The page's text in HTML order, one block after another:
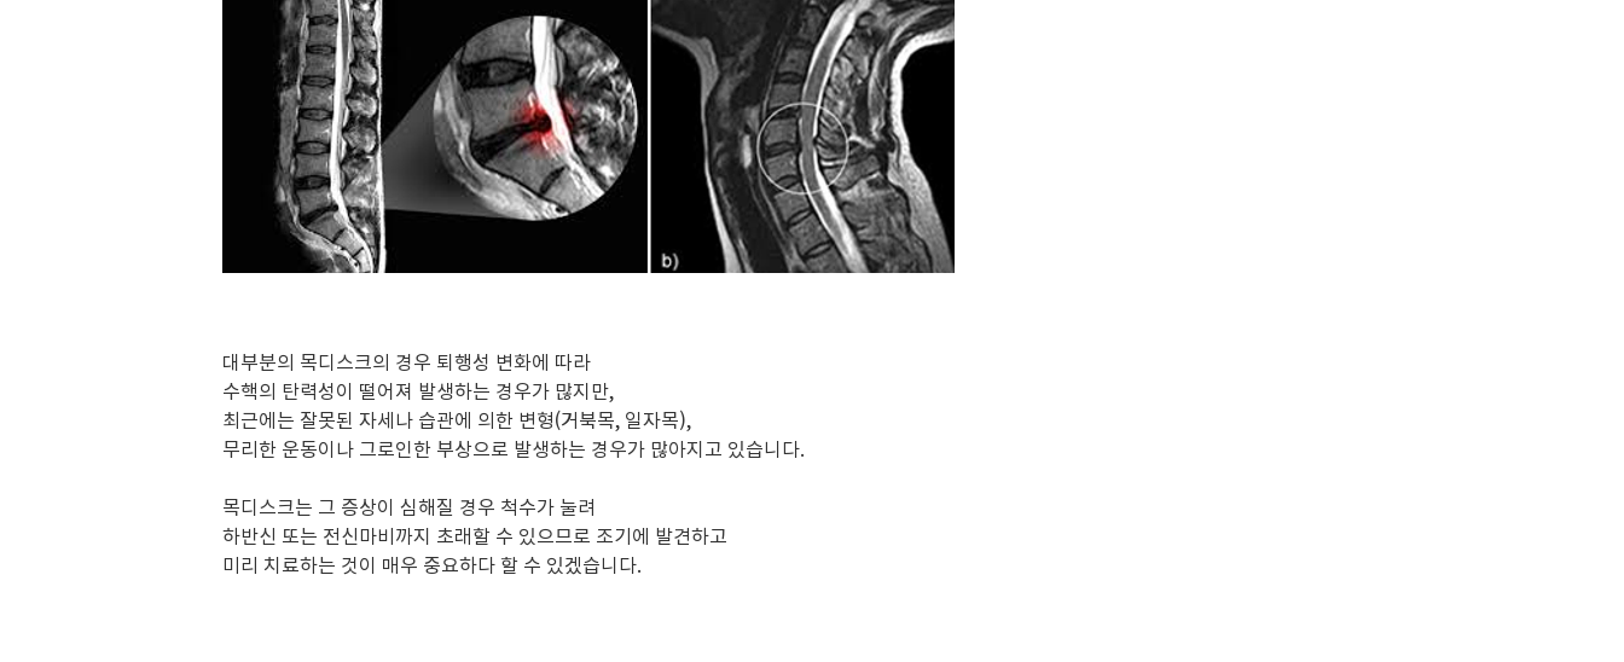
대부분의 목디스크의 경우 퇴행성 변화에 따라
수핵의 탄력성이 떨어져 발생하는 경우가 많지만,
최근에는 잘못된 자세나 습관에 의한 변형(거북목, 일자목),
무리한 운동이나 그로인한 부상으로 발생하는 경우가 많아지고 있습니다.
목디스크는 그 증상이 심해질 경우 척수가 눌려
하반신 또는 전신마비까지 초래할 수 있으므로 조기에 발견하고
미리 치료하는 것이 매우 중요하다 할 수 있겠습니다.